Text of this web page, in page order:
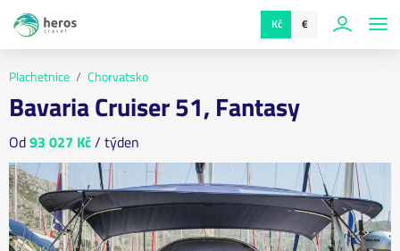
Kč €
Plachetnice Chorvatsko
Bavaria Cruiser 51, Fantasy
Od93 027 Kč/ týden